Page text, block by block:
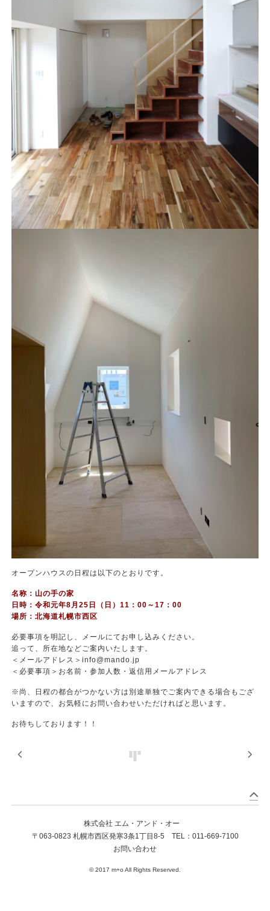
オープンハウスの日程は以下のとおりです。
名称：山の手の家
日時：令和元年8月25日（日）11：00～17：00
場所：北海道札幌市西区
必要事項を明記し、メールにてお申し込みください。
追って、所在地などご案内いたします。
＜メールアドレス＞ info@mando.jp
＜必要事項＞お名前・参加人数・返信用メールアドレス
※尚、日程の都合がつかない方は別途単独でご案内できる場合もござ
いますので、お気軽にお問い合わせいただければと思います。
お待ちしております！！
株式会社 エム・アンド・オー
〒063-0823 札幌市西区発寒3条1丁目8-5 TEL： 011-669-7100
お問い合わせ
© 2017 m+o All Rights Reserved.